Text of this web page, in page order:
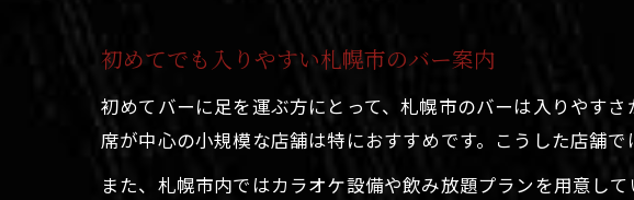
初めてでも入りやすい札幌市のバー案内
初めてバーに足を運ぶ方にとって、札幌市のバーは入りやす
席が中心の小規模な店舗は特におすすめです。こうした店舗
また、札幌市内ではカラオケ設備や飲み放題プランを用意し